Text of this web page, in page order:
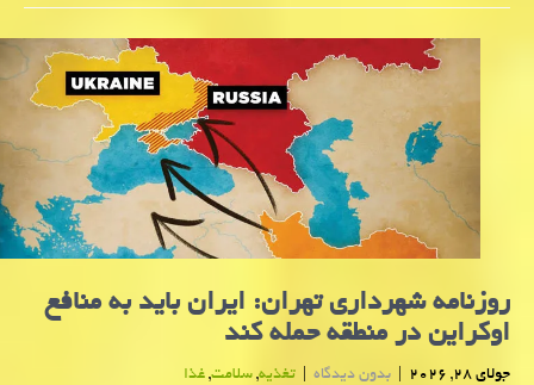
روزنامه شهرداری تهران: ایران باید به منافع
اوکراین در منطقه حمله کند
جولای 28, 2026 | بدون دیدگاه | تغذیه,سلامت,غذا